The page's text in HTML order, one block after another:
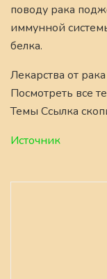
поводу рака
иммунной
белка.
Лекарства от
Посмотреть все
Темы Ссылка
Источник